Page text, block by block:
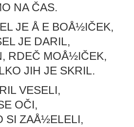
NA ČAS.
JE Å E BOÅ½IČEK,
JE DARIL,
RDEČ MOÅ½IČEK,
JIH JE SKRIL.
VESELI,
OČI,
SI ZAÅ½ELELI,